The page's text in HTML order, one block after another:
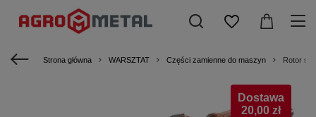
Strona główna WARSZTAT Części zamienne do maszyn Rotor
Dostawa
20,00 zł